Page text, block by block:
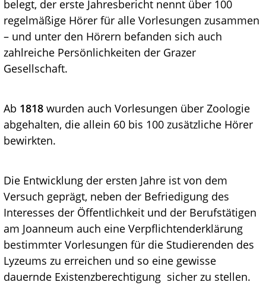
belegt, der erste Jahresbericht nennt über 100
regelmäßige Hörer für alle Vorlesungen zusammen
– und unter den Hörern befanden sich auch
zahlreiche Persönlichkeiten der Grazer
Gesellschaft.
Ab 1818 wurden auch Vorlesungen über Zoologie
abgehalten, die allein 60 bis 100 zusätzliche Hörer
bewirkten.
Die Entwicklung der ersten Jahre ist von dem
Versuch geprägt, neben der Befriedigung des
Interesses der Öffentlichkeit und der Berufstätigen
am Joanneum auch eine Verpflichtenderklärung
bestimmter Vorlesungen für die Studierenden des
Lyzeums zu erreichen und so eine gewisse
dauernde Existenzberechtigung sicher zu stellen.